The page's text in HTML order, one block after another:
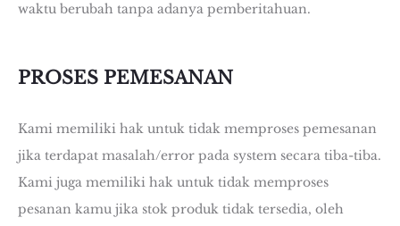
waktu berubah tanpa adanya pemberitahuan.
PROSES PEMESANAN
Kami memiliki hak untuk tidak memproses pemesanan
jika terdapat masalah/error pada system secara tiba-tiba.
Kami juga memiliki hak untuk tidak memproses
pesanan kamu jika stok produk tidak tersedia, oleh